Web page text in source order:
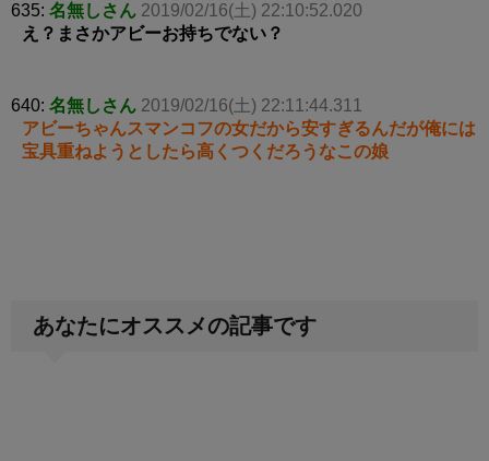
635: 名無しさん 2019/02/16(土) 22:10:52.020
え？まさかアビーお持ちでない？
640: 名無しさん 2019/02/16(土) 22:11:44.311
アビーちゃんスマンコフの女だから安すぎるんだが俺には
宝具重ねようとしたら高くつくだろうなこの娘
あなたにオススメの記事です